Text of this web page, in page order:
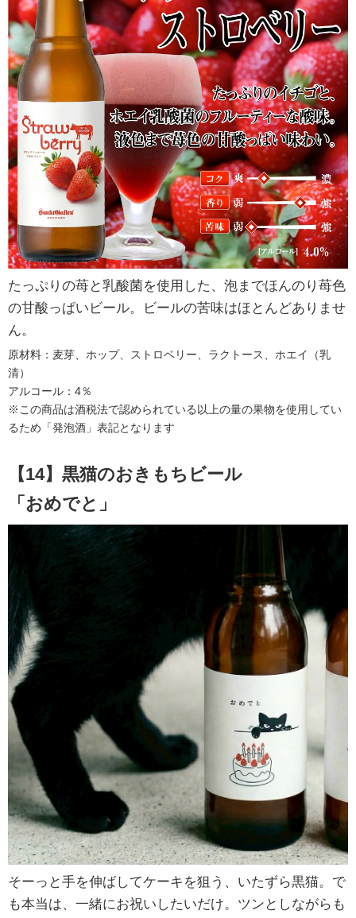
たっぷりの苺と乳酸菌を使用した、泡までほんのり苺色
の甘酸っぱいビール。ビールの苦味はほとんどありませ
ん。
原材料：麦芽、ホップ、ストロベリー、ラクトース、ホエイ（乳
清）
アルコール：4％
※この商品は酒税法で認められている以上の量の果物を使用してい
るため「発泡酒」表記となります
【14】黒猫のおきもちビール
「おめでと」
そーっと手を伸ばしてケーキを狙う、いたずら黒猫。で
も本当は、一緒にお祝いしたいだけ。ツンとしながらも